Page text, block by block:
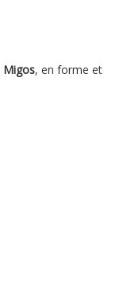
Migos, en forme et